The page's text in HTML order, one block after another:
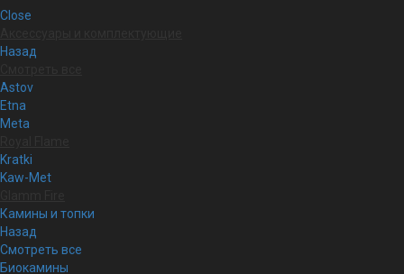
Close
Назад
Astov
Etna
Meta
Kratki
Kaw-Met
Камины и топки
Назад
Смотреть все
Биокамины